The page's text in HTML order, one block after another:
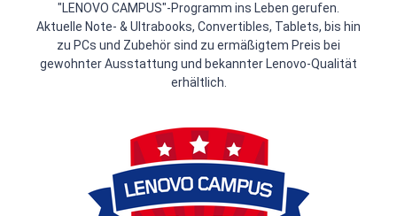
"LENOVO CAMPUS"-Programm ins Leben gerufen.
Aktuelle Note- & Ultrabooks, Convertibles, Tablets, bis hin
zu PCs und Zubehör sind zu ermäßigtem Preis bei
gewohnter Ausstattung und bekannter Lenovo-Qualität
erhältlich.